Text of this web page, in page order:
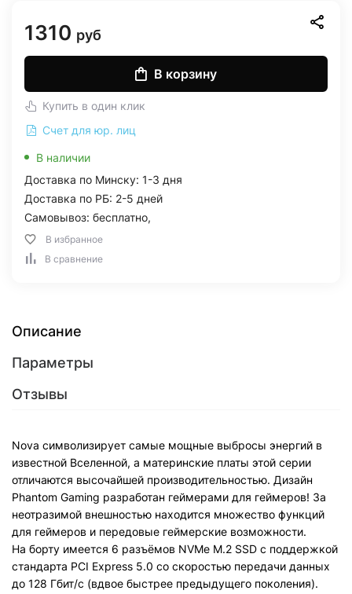
1310 руб
В корзину
Купить в один клик
Счет для юр. лиц
В наличии
Доставка по Минску: 1-3 дня
Доставка по РБ: 2-5 дней
Самовывоз: бесплатно,
В избранное
В сравнение
Описание
Параметры
Отзывы
Nova символизирует самые мощные выбросы энергий в
известной Вселенной, а материнские платы этой серии
отличаются высочайшей производительностью. Дизайн
Phantom Gaming разработан геймерами для геймеров! За
неотразимой внешностью находится множество функций
для геймеров и передовые геймерские возможности.
На борту имеется 6 разъёмов NVMe M.2 SSD с поддержкой
стандарта PCI Express 5.0 со скоростью передачи данных
до 128 Гбит/с (вдвое быстрее предыдущего поколения).